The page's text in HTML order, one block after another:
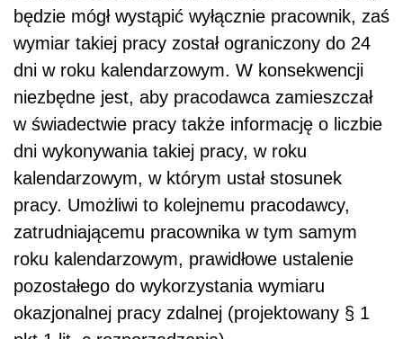
będzie mógł wystąpić wyłącznie pracownik, zaś
wymiar takiej pracy został ograniczony do 24
dni w roku kalendarzowym. W konsekwencji
niezbędne jest, aby pracodawca zamieszczał
w świadectwie pracy także informację o liczbie
dni wykonywania takiej pracy, w roku
kalendarzowym, w którym ustał stosunek
pracy. Umożliwi to kolejnemu pracodawcy,
zatrudniającemu pracownika w tym samym
roku kalendarzowym, prawidłowe ustalenie
pozostałego do wykorzystania wymiaru
okazjonalnej pracy zdalnej (projektowany § 1